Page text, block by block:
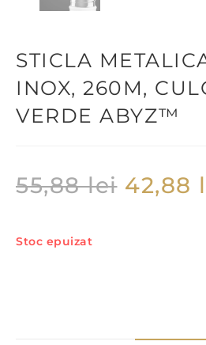
STICLA
INOX, 260M,
VERDE ABYZ™
55,88lei 42,88
Stoc epuizat